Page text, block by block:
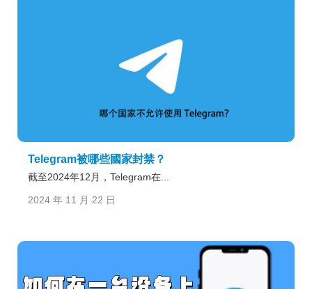
Telegram被哪些國家封禁？
截至2024年12月，Telegram在...
2024 年 11 月 22 日